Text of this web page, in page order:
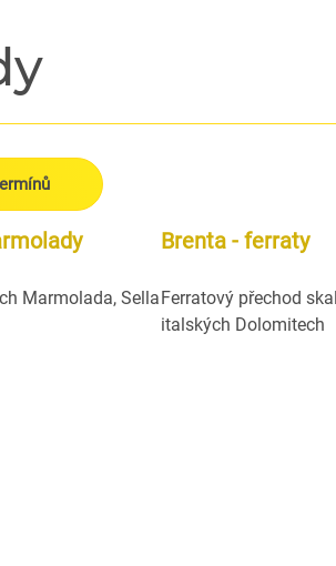
Marmolada, Sella
Brenta - ferraty
Ferratový přechod
italských Dolomitech